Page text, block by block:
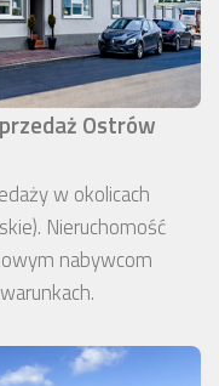
Ostrów
w okolicach
Nieruchomość
nabywcom